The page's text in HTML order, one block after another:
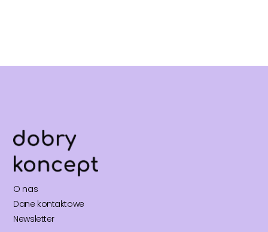
O nas
Dane kontaktowe
Newsletter